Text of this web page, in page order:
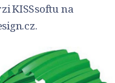
KISSsoftu na